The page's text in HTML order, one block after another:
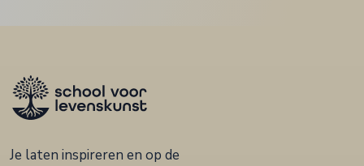
Je laten inspireren en op de